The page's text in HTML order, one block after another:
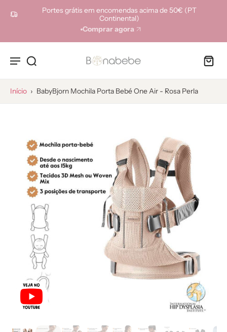
Portes grátis em encomendas acima de 50€ (PT
Continental)
Comprar agora
Início › BabyBjorn Mochila Porta Bebé One Air - Rosa Perla